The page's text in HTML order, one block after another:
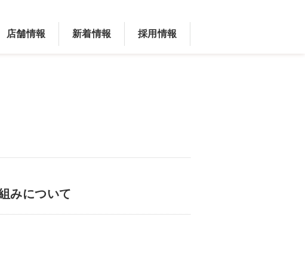
店舗情報 新着情報 採用情報
みについて